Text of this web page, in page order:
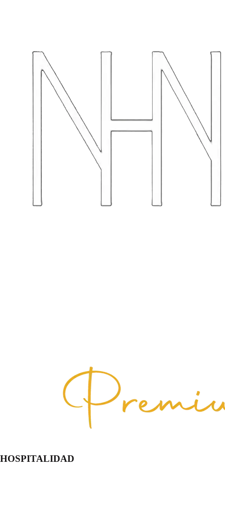
HOSPITALIDAD